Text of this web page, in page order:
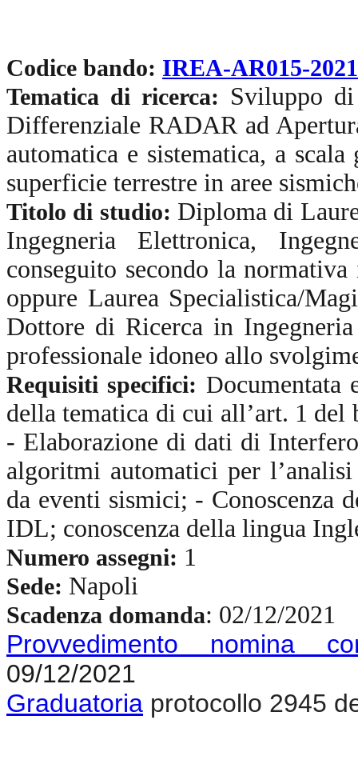
Codice bando: IREA-AR015-
Tematica di ricerca: Sviluppo
Differenziale RADAR ad
automatica e sistematica, a
superficie terrestre in aree
Titolo di studio: Diploma di
Ingegneria Elettronica,
conseguito secondo la
oppure Laurea Specialistica/
Dottore di Ricerca in
professionale idoneo allo
Requisiti specifici: Documentata
della tematica di cui all’art. 1
- Elaborazione di dati di
algoritmi automatici per
da eventi sismici; - Conoscenza
IDL; conoscenza della lingua
Numero assegni: 1
Sede: Napoli
Scadenza domanda: 02/12/2021
Provvedimento nomina
09/12/2021
Graduatoria protocollo 2945